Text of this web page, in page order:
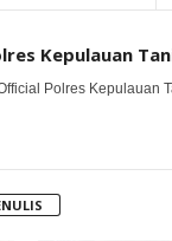
Kepulauan
Polres Kepulauan